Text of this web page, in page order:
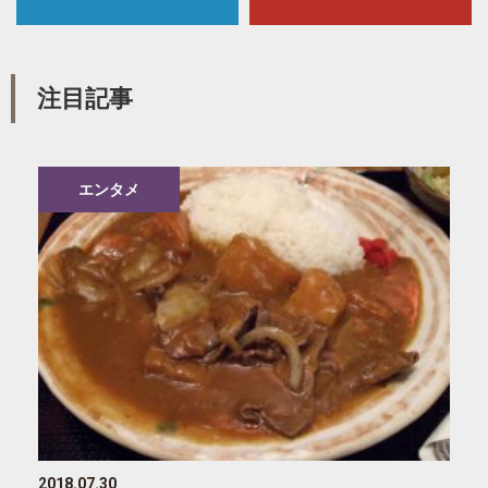
注目記事
エンタメ
2018.07.30